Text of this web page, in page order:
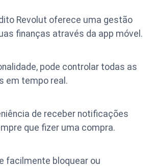
Revolut oferece uma gestão
finanças através da app móvel.
pode controlar todas as
em tempo real.
de receber notificações
que fizer uma compra.
facilmente bloquear ou